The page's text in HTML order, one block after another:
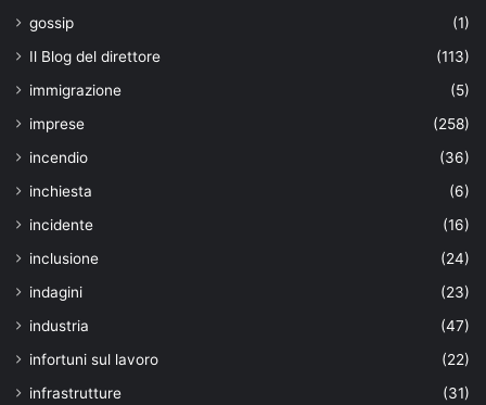
gossip
(1)
Il Blog del direttore
(113)
immigrazione
(5)
imprese
(258)
incendio
(36)
inchiesta
(6)
incidente
(16)
inclusione
(24)
indagini
(23)
industria
(47)
infortuni sul lavoro
(22)
infrastrutture
(31)